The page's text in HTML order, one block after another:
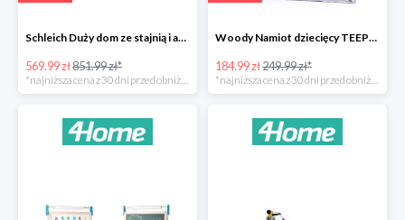
Schleich Duży dom ze stajnią i akcesoriami -33%
569.99 zł851.99 zł*
Woody Namiot dziecięcy TEEPEE -26%
184.99 zł249.99 zł*